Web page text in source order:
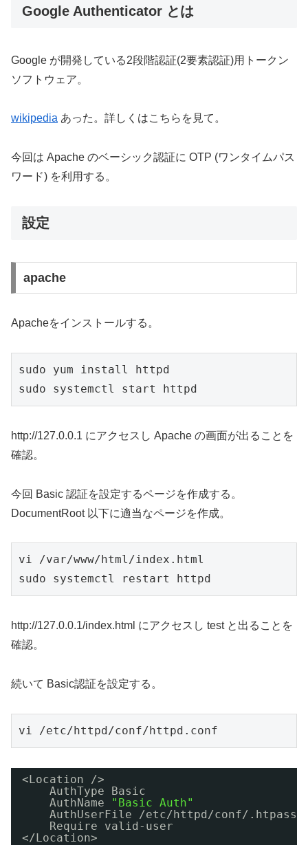
Google Authenticator とは
Google が開発している2段階認証(2要素認証)用トークン
ソフトウェア。
wikipedia あった。詳しくはこちらを見て。
今回は Apache のベーシック認証に OTP (ワンタイムパス
ワード) を利用する。
設定
apache
Apacheをインストールする。
sudo yum install httpd
sudo systemctl start httpd
http://127.0.0.1 にアクセスし Apache の画面が出ることを
確認。
今回 Basic 認証を設定するページを作成する。
DocumentRoot 以下に適当なページを作成。
vi /var/www/html/index.html
sudo systemctl restart httpd
http://127.0.0.1/index.html にアクセスし test と出ることを
確認。
続いて Basic認証を設定する。
vi /etc/httpd/conf/httpd.conf
<Location />
AuthType Basic
AuthName
"Basic Auth"
AuthUserFile
/etc/httpd/conf/
Require valid-user
</Location>